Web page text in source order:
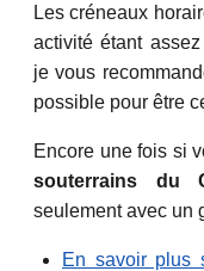
Les créneaux
activité étant
je vous
possible pour être
Encore une fois si
souterrains du
seulement avec un
En savoir plus